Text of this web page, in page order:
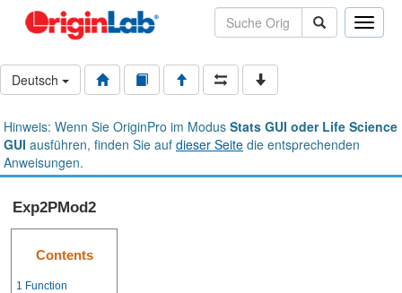
Toggle
Deutsch
Hinweis: Wenn Sie OriginPro im Modus Stats GUI oder Life Science
GUI ausführen, finden Sie auf dieser Seite die entsprechenden
Anweisungen.
Exp2PMod2
Contents
1 Function